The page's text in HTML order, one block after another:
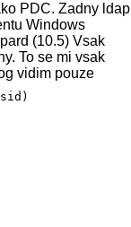
PDC. Zadny ldap
Windows
(10.5) Vsak
To se mi vsak
vidim pouze